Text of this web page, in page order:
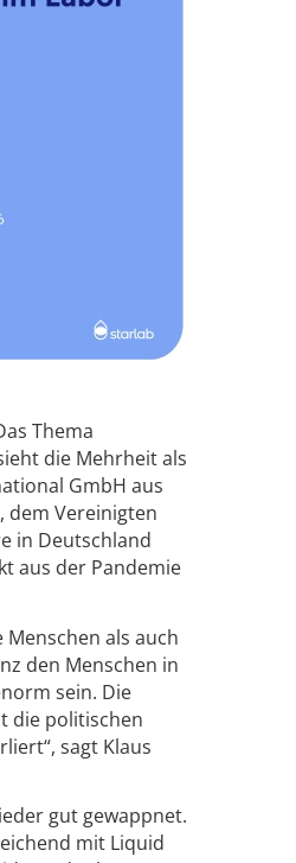
Thema
die Mehrheit als
GmbH aus
dem Vereinigten
in Deutschland
aus der Pandemie
als auch
den Menschen in
sein. Die
die politischen
sagt Klaus
gut gewappnet.
mit Liquid